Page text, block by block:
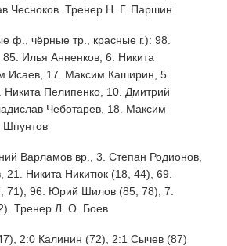
Чесноков. Тренер Н. Г. Паршин
ф., чёрные тр., красные г.): 98.
Илья Анненков, 6. Никита
Исаев, 17. Максим Каширин, 5.
Пелипенко, 10. Дмитрий
Чеботарев, 18. Максим
Шпунтов
Варламов вр., 3. Степан Родионов,
21. Никита Никитюк (18, 44), 69.
71), 96. Юрий Шилов (85, 78), 7.
Тренер Л. О. Боев
2:0 Калинин (72), 2:1 Сычев (87)